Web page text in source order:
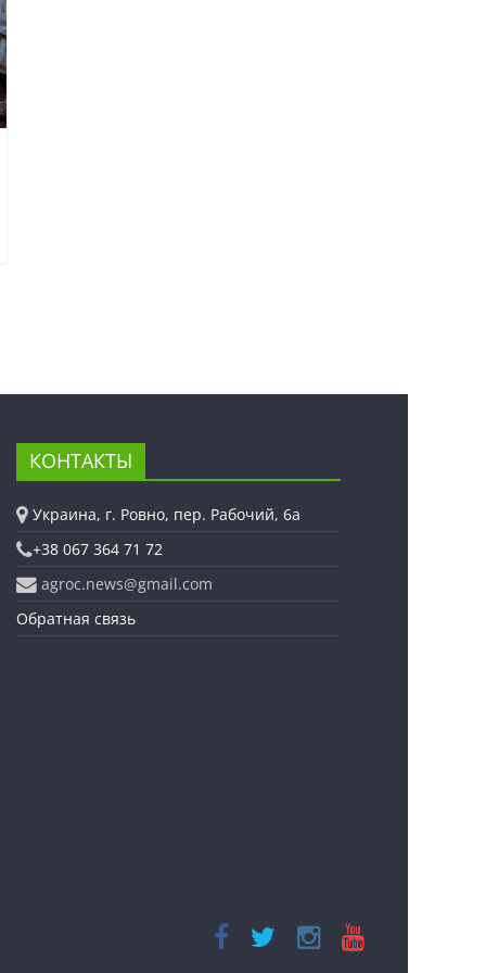
КОНТАКТЫ
Украина, г. Ровно, пер. Рабочий, 6а
+38 067 364 71 72
agroc.news@gmail.com
Обратная связь